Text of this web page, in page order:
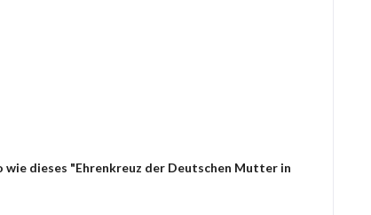
wie dieses "Ehrenkreuz der Deutschen Mutter in